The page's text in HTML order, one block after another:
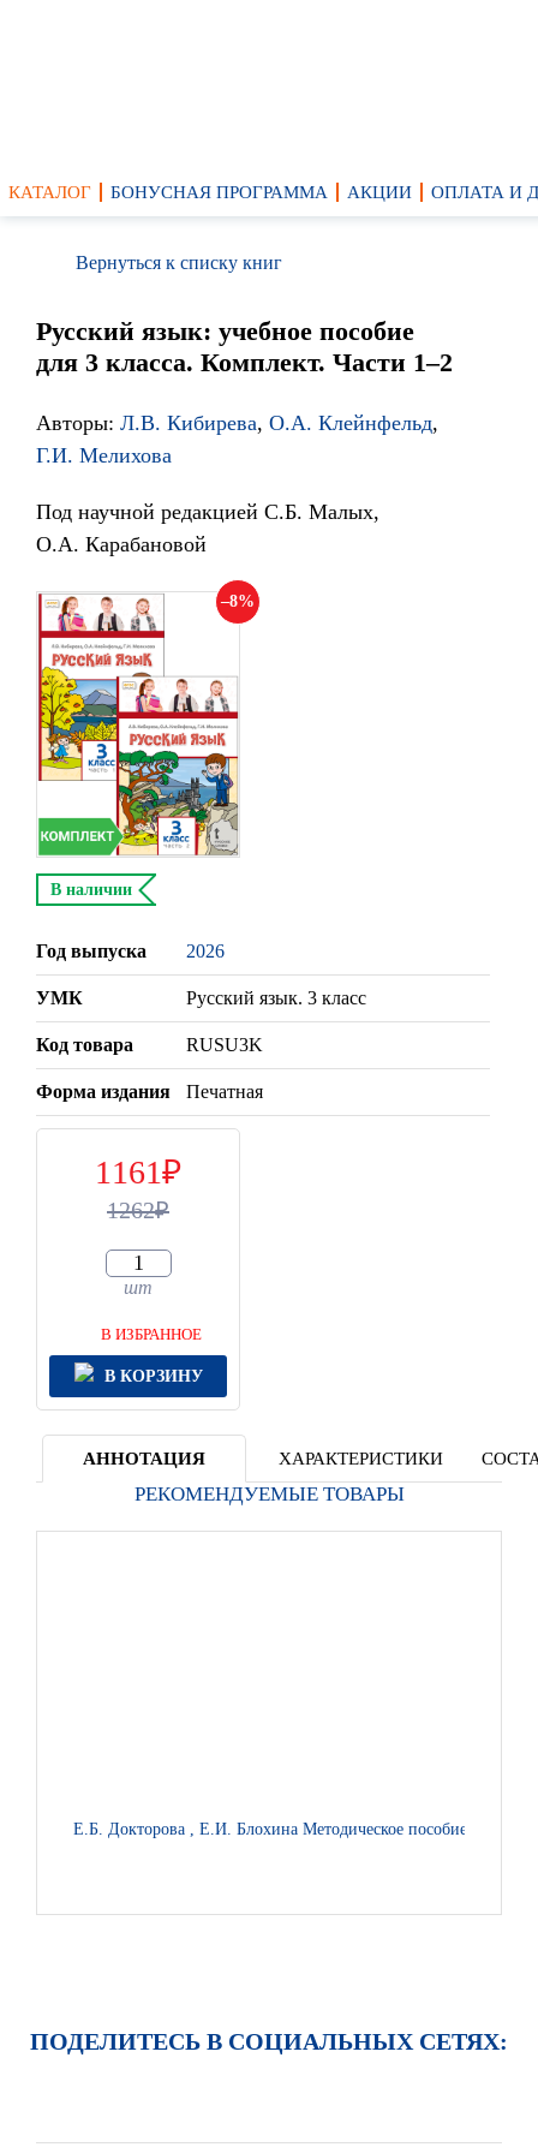
КАТАЛОГ БОНУСНАЯ ПРОГРАММА АКЦИИ ОПЛАТА И
Вернуться к списку книг
Русский язык: учебное пособие
для 3 класса. Комплект. Части 1–2
Авторы: Л.В. Кибирева, О.А. Клейнфельд,
Г.И. Мелихова
Под научной редакцией С.Б. Малых,
О.А. Карабановой
8
В наличии
Год выпуска 2026
УМК Русский язык. 3 класс
Код товара RUSU3K
Форма издания Печатная
1161
1262
шт
В ИЗБРАННОЕ
В КОРЗИНУ
АННОТАЦИЯ ХАРАКТЕРИСТИКИ
РЕКОМЕНДУЕМЫЕ ТОВАРЫ
Е.Б. Докторова , Е.И. Блохина Методическое пособие к
ПОДЕЛИТЕСЬ В СОЦИАЛЬНЫХ СЕТЯХ: